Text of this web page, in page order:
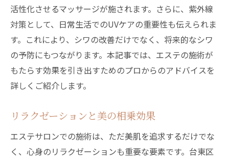
活性化させるマッサージが施されます。さらに、紫外線
対策として、日常生活でのUVケアの重要性も伝えられま
す。これにより、シワの改善だけでなく、将来的なシワ
の予防にもつながります。本記事では、エステの施術が
もたらす効果を引き出すためのプロからのアドバイスを
詳しくご紹介します。
リラクゼーションと美の相乗効果
エステサロンでの施術は、ただ美肌を追求するだけでな
く、心身のリラクゼーションも重要な要素です。台東区